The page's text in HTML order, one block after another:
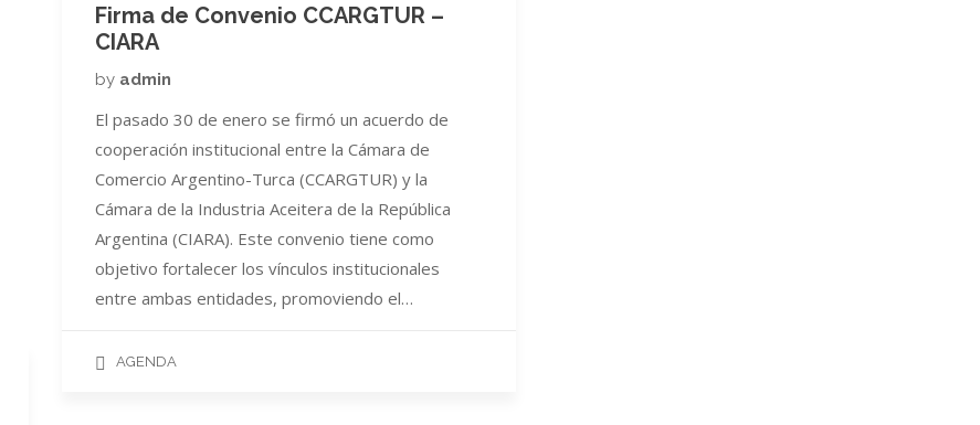
Firma de Convenio CCARGTUR –
CIARA
by admin
El pasado 30 de enero se firmó un acuerdo de
cooperación institucional entre la Cámara de
Comercio Argentino-Turca (CCARGTUR) y la
Cámara de la Industria Aceitera de la República
Argentina (CIARA). Este convenio tiene como
objetivo fortalecer los vínculos institucionales
entre ambas entidades, promoviendo el…
AGENDA